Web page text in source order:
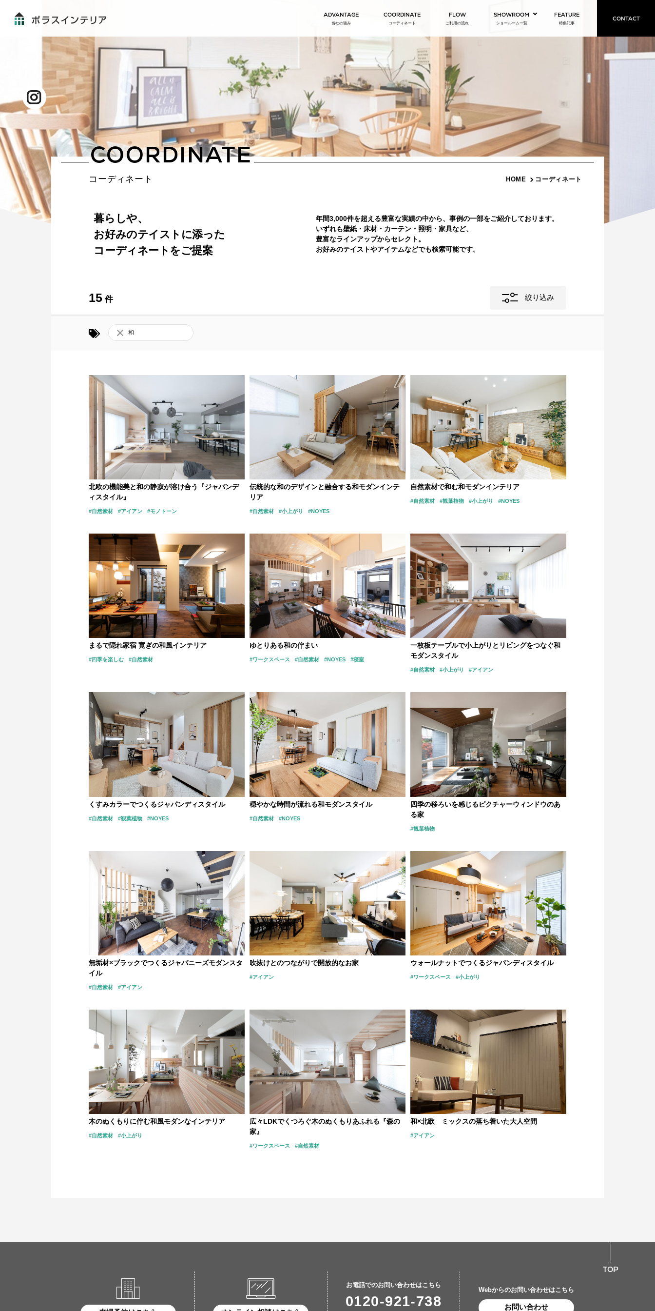
ADVANTAGE
当社の強み
COORDINATE
コーディネート
FLOW
ご利用の流れ
SHOWROOM
ショールーム一覧
FEATURE
特集記事
CONTACT
COORDINATE
コーディネート HOME コーディネート
暮らしや、
お好みのテイストに添った
コーディネートをご提案
年間3,000件を超える豊富な実績の中から、事例の一部をご紹介しております。
いずれも壁紙・床材・カーテン・照明・家具など、
豊富なラインアップからセレクト。
お好みのテイストやアイテムなどでも検索可能です。
15 件 絞り込み
和
北欧の機能美と和の静寂が溶け合う『ジャパンデ
ィスタイル』
#自然素材 #アイアン #モノトーン
伝統的な和のデザインと融合する和モダンインテ
リア
#自然素材 #小上がり #NOYES
自然素材で和む和モダンインテリア
#自然素材 #観葉植物 #小上がり #NOYES
まるで隠れ家宿 寛ぎの和風インテリア
#四季を楽しむ #自然素材
ゆとりある和の佇まい
#ワークスペース #自然素材 #NOYES #寝室
一枚板テーブルで小上がりとリビングをつなぐ和
モダンスタイル
#自然素材 #小上がり #アイアン
くすみカラーでつくるジャパンディスタイル
#自然素材 #観葉植物 #NOYES
穏やかな時間が流れる和モダンスタイル
#自然素材 #NOYES
四季の移ろいを感じるピクチャーウィンドウのあ
る家
#観葉植物
無垢材×ブラックでつくるジャパニーズモダンスタ
イル
#自然素材 #アイアン
吹抜けとのつながりで開放的なお家
#アイアン
ウォールナットでつくるジャパンディスタイル
#ワークスペース #小上がり
木のぬくもりに佇む和風モダンなインテリア
#自然素材 #小上がり
広々LDKでくつろぐ木のぬくもりあふれる『森の
家』
#ワークスペース #自然素材
和×北欧 ミックスの落ち着いた大人空間
#アイアン
床色
ホワイト•グレー
ナチュラル系 ミディアム系
モノトーン
ヴィンテージ リゾート
カラー
オレンジ レッド
ブラック グレー
15 件
TOP
お電話でのお問い合わせはこちら
0120-921-738
Webからのお問い合わせはこちら
お問い合わせ